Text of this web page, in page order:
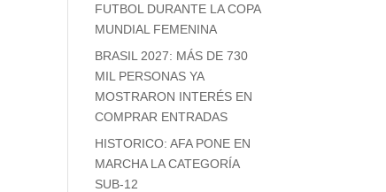
FUTBOL DURANTE LA COPA
MUNDIAL FEMENINA
BRASIL 2027: MÁS DE 730
MIL PERSONAS YA
MOSTRARON INTERÉS EN
COMPRAR ENTRADAS
HISTORICO: AFA PONE EN
MARCHA LA CATEGORÍA
SUB-12